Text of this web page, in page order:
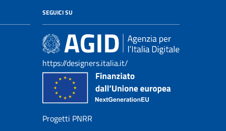
SEGUICI SU
https://designers.italia.it/
Progetti PNRR